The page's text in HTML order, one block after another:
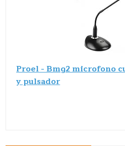
Proel - Bmg2 microfono
y pulsador